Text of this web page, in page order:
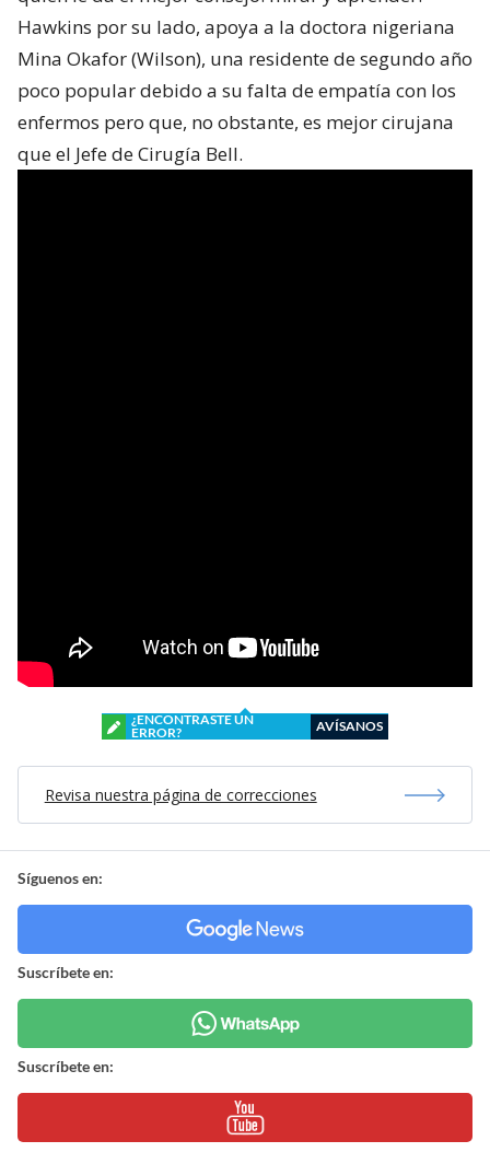
Hawkins por su lado, apoya a la doctora nigeriana
Mina Okafor (Wilson), una residente de segundo año
poco popular debido a su falta de empatía con los
enfermos pero que, no obstante, es mejor cirujana
que el Jefe de Cirugía Bell.
¿ENCONTRASTE UN
ERROR?
AVÍSANOS
Revisa nuestra página de correcciones
Síguenos en:
Suscríbete en:
Suscríbete en: